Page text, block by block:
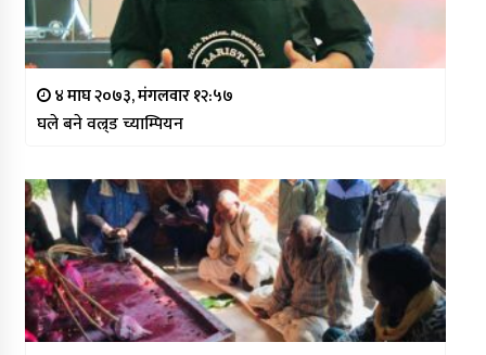
४ माघ २०७३, मंगलवार १२:५७
घले बने वल्र्ड च्याम्पियन